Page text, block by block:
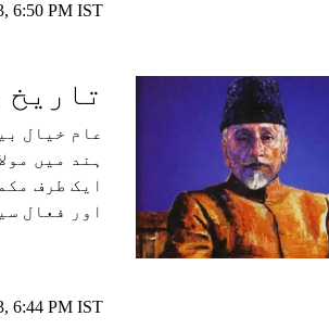
6:50 PM IST
تاریخ
عام خیال
ہند میں
ایک طرف
اور فعال
6:44 PM IST